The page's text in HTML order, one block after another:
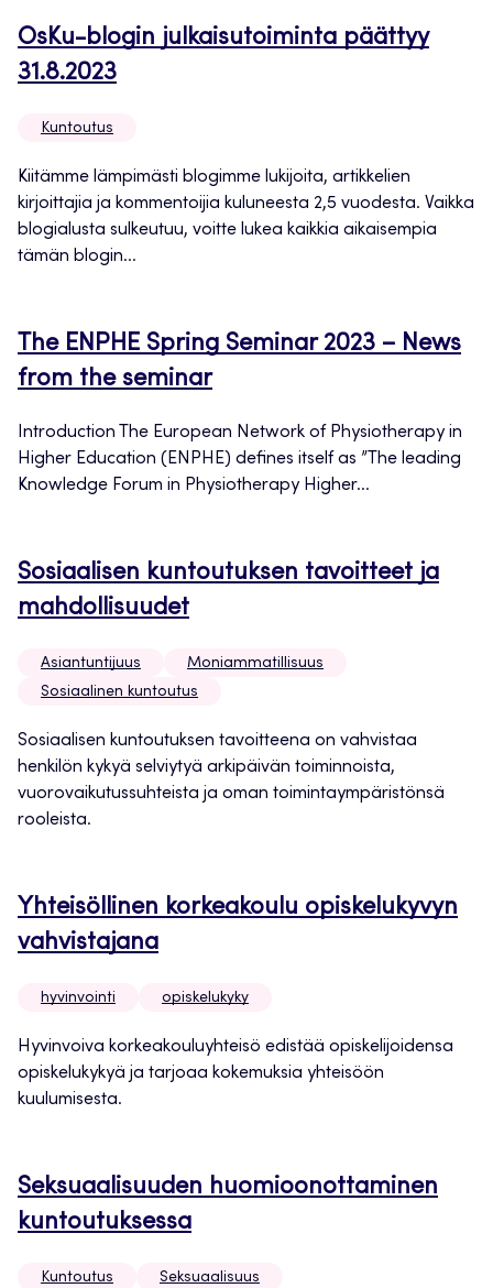
OsKu-blogin julkaisutoiminta päättyy
31.8.2023
Kuntoutus
Kiitämme lämpimästi blogimme lukijoita, artikkelien
kirjoittajia ja kommentoijia kuluneesta 2,5 vuodesta. Vaikka
blogialusta sulkeutuu, voitte lukea kaikkia aikaisempia
tämän blogin...
The ENPHE Spring Seminar 2023 – News
from the seminar
Introduction The European Network of Physiotherapy in
Higher Education (ENPHE) defines itself as ”The leading
Knowledge Forum in Physiotherapy Higher...
Sosiaalisen kuntoutuksen tavoitteet ja
mahdollisuudet
Asiantuntijuus
Moniammatillisuus
Sosiaalinen kuntoutus
Sosiaalisen kuntoutuksen tavoitteena on vahvistaa
henkilön kykyä selviytyä arkipäivän toiminnoista,
vuorovaikutussuhteista ja oman toimintaympäristönsä
rooleista.
Yhteisöllinen korkeakoulu opiskelukyvyn
vahvistajana
hyvinvointi opiskelukyky
Hyvinvoiva korkeakouluyhteisö edistää opiskelijoidensa
opiskelukykyä ja tarjoaa kokemuksia yhteisöön
kuulumisesta.
Seksuaalisuuden huomioonottaminen
kuntoutuksessa
Kuntoutus Seksuaalisuus